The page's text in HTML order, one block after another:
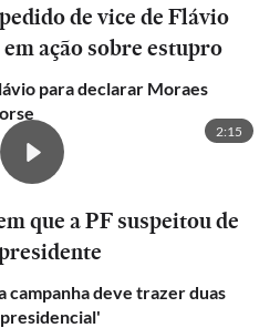
de vice de Flávio
ação sobre estupro
para declarar Moraes
2:15
que a PF suspeitou de
campanha deve trazer duas